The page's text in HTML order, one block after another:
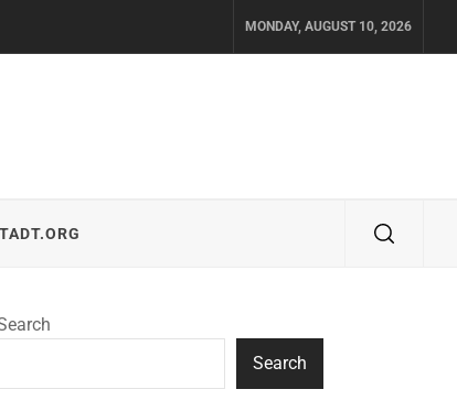
MONDAY, AUGUST 10, 2026
Search